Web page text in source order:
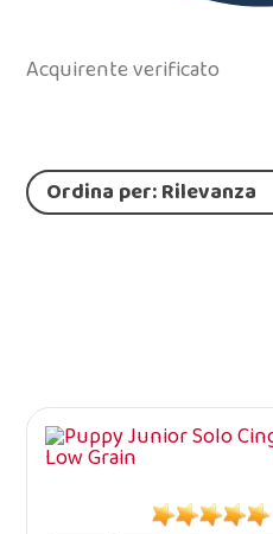
Acquirente verificato
Ordina per: Rilevanza